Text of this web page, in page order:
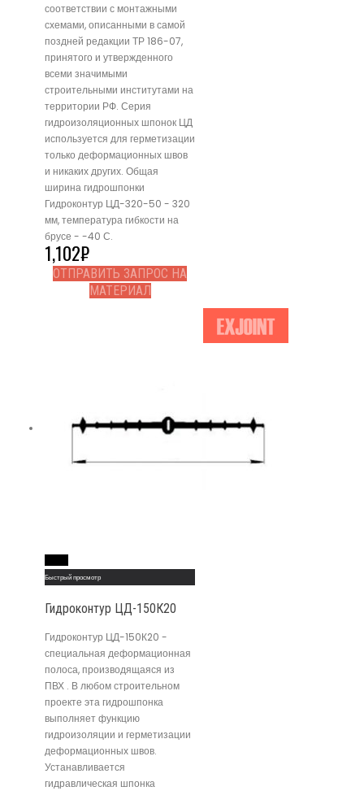
соответствии с монтажными
схемами, описанными в самой
поздней редакции ТР 186-07,
принятого и утвержденного
всеми значимыми
строительными институтами на
территории РФ. Серия
гидроизоляционных шпонок ЦД
используется для герметизации
только деформационных швов
и никаких других. Общая
ширина гидрошпонки
Гидроконтур ЦД-320-50 - 320
мм, температура гибкости на
брусе - -40 С.
1,102₽
ОТПРАВИТЬ ЗАПРОС НА
МАТЕРИАЛ
Быстрый просмотр
Гидроконтур ЦД-150К20
Гидроконтур ЦД-150К20 -
специальная деформационная
полоса, производящаяся из
ПВХ . В любом строительном
проекте эта гидрошпонка
выполняет функцию
гидроизоляции и герметизации
деформационных швов.
Устанавливается
гидравлическая шпонка